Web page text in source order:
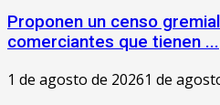
Proponen un censo
comerciantes que tienen ...
1 de agosto de 20261 de